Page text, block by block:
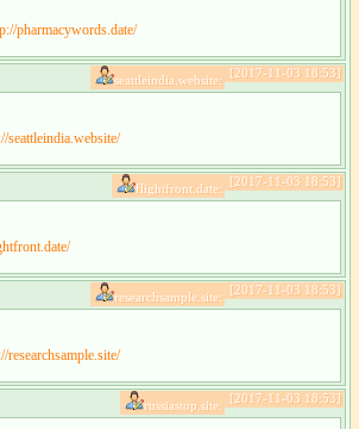
pharmacywords.date/
[2017-11-03 18:53]
seattleindia.website:
seattleindia.website/
[2017-11-03 18:53]
flightfront.date:
[2017-11-03 18:53]
researchsample.site:
researchsample.site/
[2017-11-03 18:53]
russiastop.site: